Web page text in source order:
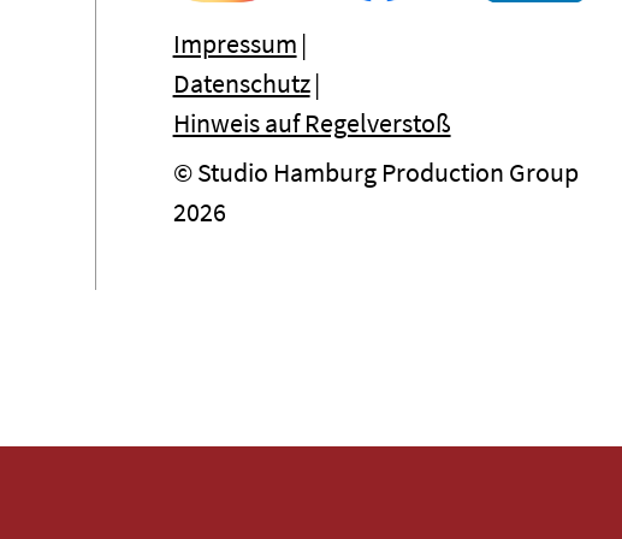
Impressum
Datenschutz
Hinweis auf Regelverstoß
© Studio Hamburg Production Group
2026